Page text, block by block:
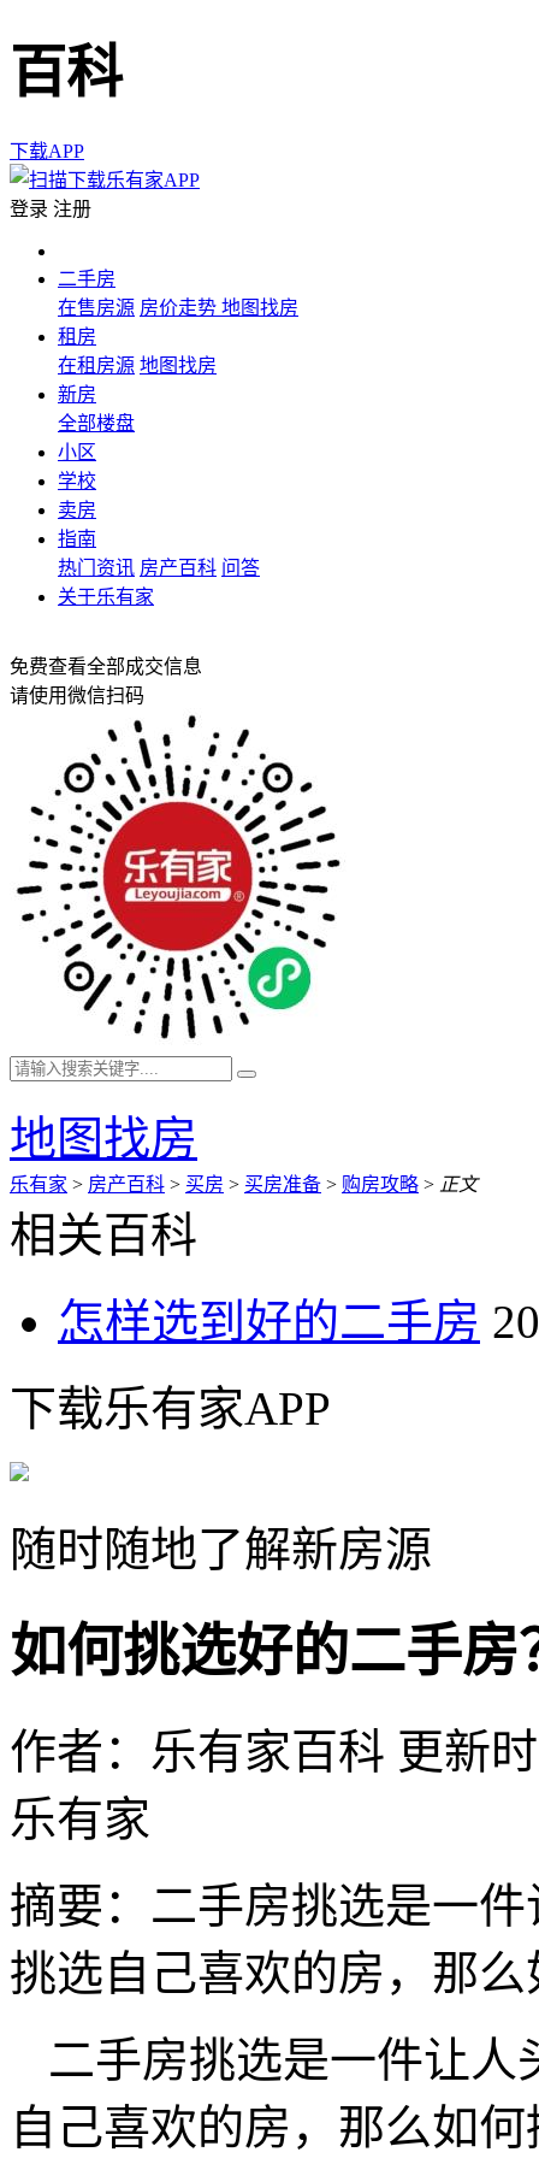
百科
下载APP
登录 注册
二手房
在售房源 房价走势 地图找房
租房
在租房源 地图找房
新房
全部楼盘
小区
学校
卖房
指南
热门资讯 房产百科 问答
关于乐有家
免费查看全部成交信息
请使用微信扫码
地图找房
乐有家 > 房产百科 > 买房 > 买房准备 > 购房攻略 > 正文
相关百科
怎样选到好的二手房
下载乐有家APP
随时随地了解新房源
如何挑选好的二手房
作者：乐有家百科 更新
乐有家
摘要： 二手房挑选是一
挑选自己喜欢的房，那
二手房挑选是一件让
自己喜欢的房，那么如